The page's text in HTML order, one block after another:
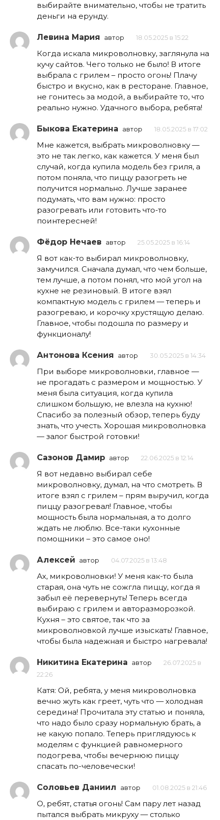
выбирайте внимательно, чтобы не тратить
деньги на ерунду.
Левина Мария автор 18.05.2025 в 15:22
Когда искала микроволновку, заглянула на
кучу сайтов. Чего только не было! В итоге
выбрала с грилем – просто огонь! Плачу
быстро и вкусно, как в ресторане. Главное,
не гонитесь за модой, а выбирайте то, что
реально нужно. Удачного выбора, ребята!
Быкова Екатерина автор 18.05.2025 в 17:02
Мне кажется, выбрать микроволновку —
это не так легко, как кажется. У меня был
случай, когда купила модель без гриля, а
потом поняла, что пиццу разогреть не
получится нормально. Лучше заранее
подумать, что вам нужно: просто
разогревать или готовить что-то
поинтересней!
Фёдор Нечаев автор 25.05.2025 в 16:14
Я вот как-то выбирал микроволновку,
замучился. Сначала думал, что чем больше,
тем лучше, а потом понял, что мой угол на
кухне не резиновый. В итоге взял
компактную модель с грилем — теперь и
разогреваю, и корочку хрустящую делаю.
Главное, чтобы подошла по размеру и
функционалу!
Антонова Ксения автор 30.05.2025 в 14:34
При выборе микроволновки, главное —
не прогадать с размером и мощностью. У
меня была ситуация, когда купила
слишком большую, не влезла на кухню!
Спасибо за полезный обзор, теперь буду
знать, что учесть. Хорошая микроволновка
— залог быстрой готовки!
Сазонов Дамир автор 22.06.2025 в 12:14
Я вот недавно выбирал себе
микроволновку, думал, на что смотреть. В
итоге взял с грилем – прям выручил, когда
пиццу разогревал! Главное, чтобы
мощность была нормальная, а то долго
ждать не люблю. Все-таки кухонные
помощники – это самое оно!
Алексей автор 04.07.2025 в 13:48
Ах, микроволновки! У меня как-то была
старая, она чуть не сожгла пиццу, когда я
забыл её перевернуть! Теперь всегда
выбираю с грилем и авторазморозкой.
Кухня – это святое, так что за
микроволновкой лучше изыскать! Главное,
чтобы была надежная и быстро нагревала!
Никитина Екатерина автор
26.07.2025 в
22:26
Катя: Ой, ребята, у меня микроволновка
вечно жуть как греет, чуть что — холодная
середина! Прочитала эту статью и поняла,
что надо было сразу нормальную брать, а
не какую попало. Теперь приглядуюсь к
моделям с функцией равномерного
подогрева, чтобы вечернюю пиццу
спасать по-человечески!
Соловьев Даниил автор 01.08.2025 в 21:46
О, ребят, статья огонь! Сам пару лет назад
пытался выбрать микруху — столько